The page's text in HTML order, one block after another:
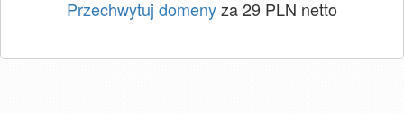
Przechwytuj domenyza 29 PLN netto